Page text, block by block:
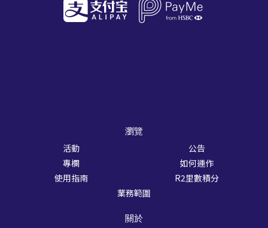
瀏覽
活動
公告
專欄
如何運作
使用指南
R2里數積分
業務範圍
關於